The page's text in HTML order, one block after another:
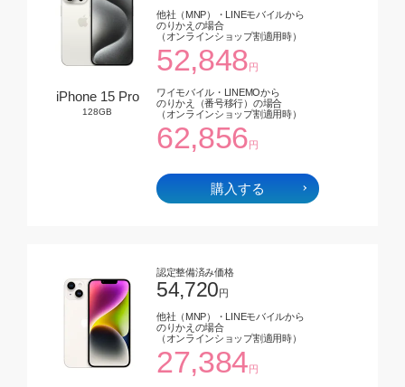
iPhone 15 Pro
128GB
他社（MNP）・LINEモバイルから
のりかえの場合
（オンラインショップ割適用時）
52,848円
ワイモバイル・LINEMOから
のりかえ（番号移行）の場合
（オンラインショップ割適用時）
62,856円
購入する
認定整備済み価格
54,720円
他社（MNP）・LINEモバイルから
のりかえの場合
（オンラインショップ割適用時）
27,384円